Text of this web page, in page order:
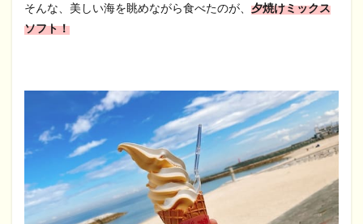
そんな、美しい海を眺めながら食べたのが、 夕焼けミックス
ソフト！